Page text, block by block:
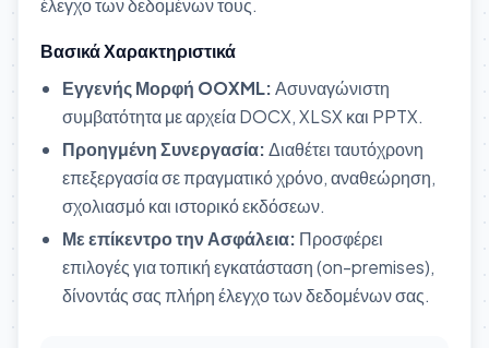
έλεγχο των δεδομένων τους.
Βασικά Χαρακτηριστικά
Εγγενής Μορφή OOXML:Ασυναγώνιστη
συμβατότητα με αρχεία DOCX, XLSX και PPTX.
Προηγμένη Συνεργασία:Διαθέτει ταυτόχρονη
επεξεργασία σε πραγματικό χρόνο, αναθεώρηση,
σχολιασμό και ιστορικό εκδόσεων.
Με επίκεντρο την Ασφάλεια: Προσφέρει
επιλογές για τοπική εγκατάσταση (on-premises),
δίνοντάς σας πλήρη έλεγχο των δεδομένων σας.